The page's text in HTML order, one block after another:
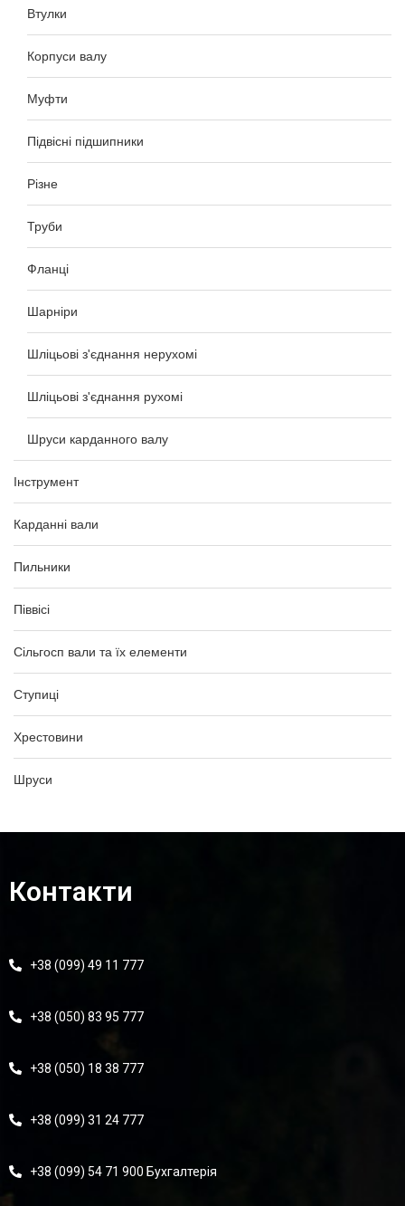
Втулки
Корпуси валу
Муфти
Підвісні підшипники
Різне
Труби
Фланці
Шарніри
Шліцьові з'єднання нерухомі
Шліцьові з'єднання рухомі
Шруси карданного валу
Інструмент
Карданні вали
Пильники
Піввісі
Сільгосп вали та їх елементи
Ступиці
Хрестовини
Шруси
Контакти
+38 (099) 49 11 777
+38 (050) 83 95 777
+38 (050) 18 38 777
+38 (099) 31 24 777
+38 (099) 54 71 900 Бухгалтерія